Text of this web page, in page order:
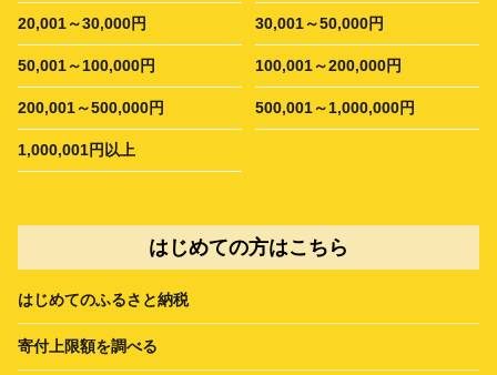
20,001～30,000円 30,001～50,000円
50,001～100,000円 100,001～200,000円
200,001～500,000円 500,001～1,000,000円
1,000,001円以上
はじめての方はこちら
はじめてのふるさと納税
寄付上限額を調べる